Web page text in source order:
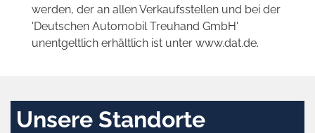
werden, der an allen Verkaufsstellen und bei der
'Deutschen Automobil Treuhand GmbH'
unentgeltlich erhältlich ist unter www.dat.de.
Unsere Standorte